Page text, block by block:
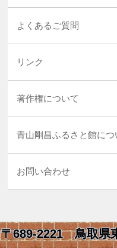
よくあるご質問
リンク
著作権について
青山剛昌ふるさと館につ
お問い合わせ
〒689-2221 鳥取県